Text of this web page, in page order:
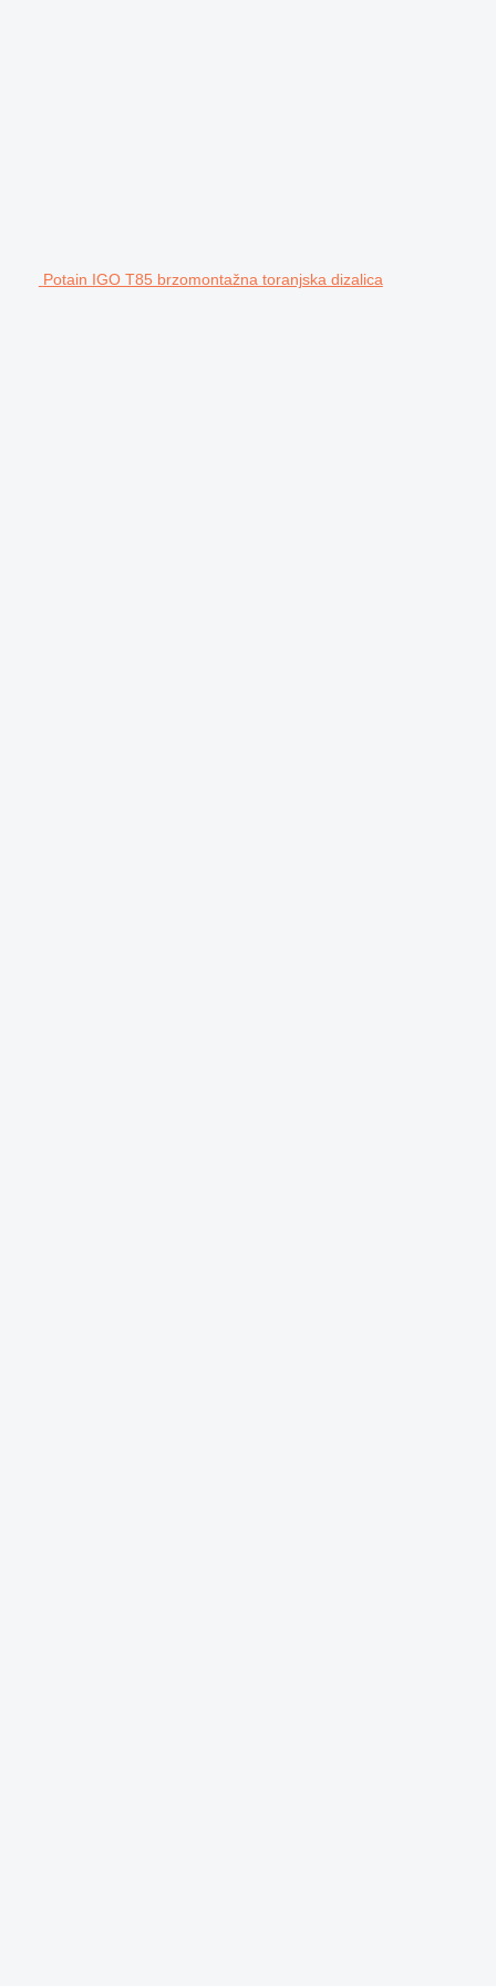
Potain IGO T85 brzomontažna toranjska dizalica